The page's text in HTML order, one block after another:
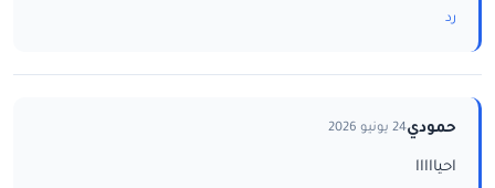
رد
حمودي24 يونيو 2026
احيااااا